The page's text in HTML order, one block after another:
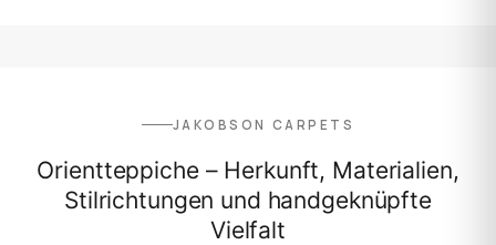
JAKOBSON CARPETS
Orientteppiche – Herkunft, Materialien,
Stilrichtungen und handgeknüpfte
Vielfalt